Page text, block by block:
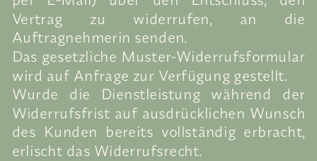
Vertrag zu widerrufen, an die
Auftragnehmerin senden.
Das gesetzliche Muster-Widerrufsformular
wird auf Anfrage zur Verfügung gestellt.
Wurde die Dienstleistung während der
Widerrufsfrist auf ausdrücklichen Wunsch
des Kunden bereits vollständig erbracht,
erlischt das Widerrufsrecht.